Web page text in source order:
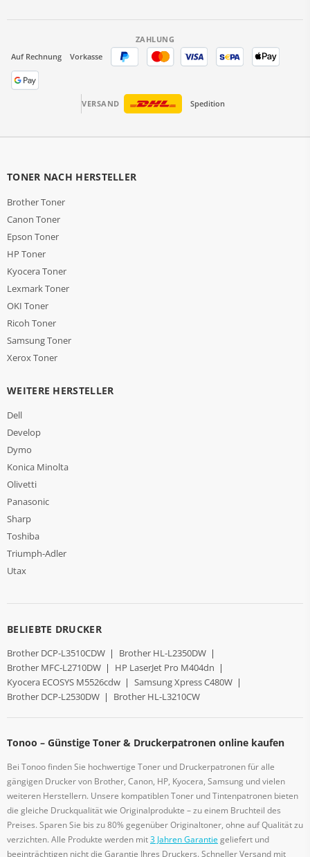
ZAHLUNG
Auf Rechnung
Vorkasse
VERSAND Spedition
TONER NACH HERSTELLER
Brother Toner
Canon Toner
Epson Toner
HP Toner
Kyocera Toner
Lexmark Toner
OKI Toner
Ricoh Toner
Samsung Toner
Xerox Toner
WEITERE HERSTELLER
Dell
Develop
Dymo
Konica Minolta
Olivetti
Panasonic
Sharp
Toshiba
Triumph-Adler
Utax
BELIEBTE DRUCKER
Brother DCP-L3510CDW | Brother HL-L2350DW |
Brother MFC-L2710DW | HP LaserJet Pro M404dn |
Kyocera ECOSYS M5526cdw | Samsung Xpress C480W |
Brother DCP-L2530DW | Brother HL-L3210CW
Tonoo – Günstige Toner & Druckerpatronen online kaufen
Bei Tonoo finden Sie hochwertige Toner und Druckerpatronen für alle
gängigen Drucker von Brother, Canon, HP, Kyocera, Samsung und vielen
weiteren Herstellern. Unsere kompatiblen Toner und Tintenpatronen bieten
die gleiche Druckqualität wie Originalprodukte – zu einem Bruchteil des
Preises. Sparen Sie bis zu 80% gegenüber Originaltoner, ohne auf Qualität zu
verzichten. Alle Produkte werden mit3 Jahren Garantiegeliefert und
beeinträchtigen nicht die Garantie Ihres Druckers. Schneller Versand mit